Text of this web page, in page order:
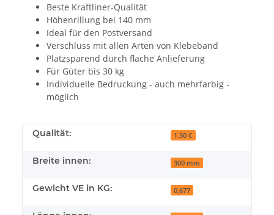
Beste Kraftliner-Qualität
Höhenrillung bei 140 mm
Ideal für den Postversand
Verschluss mit allen Arten von Klebeband
Platzsparend durch flache Anlieferung
Für Güter bis 30 kg
Individuelle Bedruckung - auch mehrfarbig -
möglich
Qualität: 1.30 C
Breite innen: 300 mm
Gewicht VE in KG: 0,677